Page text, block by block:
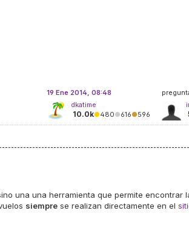
19 Ene 2014, 08:48
dkatime
10.0k●480●616●596
una una herramienta que permite encontrar
siempre se realizan directamente en el